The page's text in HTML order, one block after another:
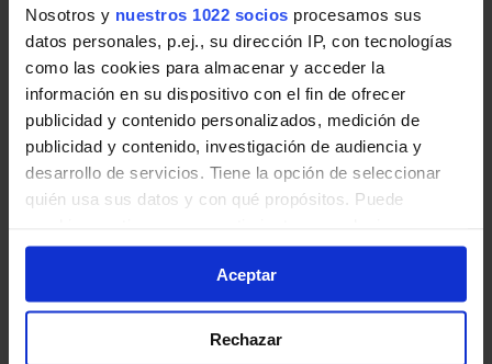
Nosotros y nuestros 1022 socios procesamos sus
datos personales, p.ej., su dirección IP, con tecnologías
como las cookies para almacenar y acceder la
información en su dispositivo con el fin de ofrecer
publicidad y contenido personalizados, medición de
publicidad y contenido, investigación de audiencia y
desarrollo de servicios. Tiene la opción de seleccionar
quién usa sus datos y con qué propósitos. Puede
momento desde la Declaración de cookies o clicando en
el Menú de consentimiento.
Si lo permite, también quisiéramos:
Recopilar información sobre su ubicación
Aceptar
Rechazar
Tabla de horarios y frecuencias de paso en sentido
vuelta Línea 466: Parla - Valdemoro de Autobuses
interurbanos de la Comunidad de Madrid.